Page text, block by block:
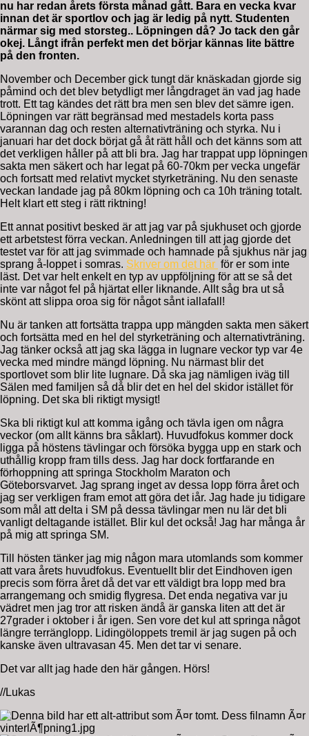
nu har redan årets första månad gått. Bara en vecka kvar
innan det är sportlov och jag är ledig på nytt. Studenten
närmar sig med storsteg.. Löpningen då? Jo tack den går
okej. Långt ifrån perfekt men det börjar kännas lite bättre
på den fronten.
November och December gick tungt där knäskadan gjorde sig
påmind och det blev betydligt mer långdraget än vad jag hade
trott. Ett tag kändes det rätt bra men sen blev det sämre igen.
Löpningen var rätt begränsad med mestadels korta pass
varannan dag och resten alternativträning och styrka. Nu i
januari har det dock börjat gå åt rätt håll och det känns som att
det verkligen håller på att bli bra. Jag har trappat upp löpningen
sakta men säkert och har legat på 60-70km per vecka ungefär
och fortsatt med relativt mycket styrketräning. Nu den senaste
veckan landade jag på 80km löpning och ca 10h träning totalt.
Helt klart ett steg i rätt riktning!
Ett annat positivt besked är att jag var på sjukhuset och gjorde
ett arbetstest förra veckan. Anledningen till att jag gjorde det
testet var för att jag svimmade och hamnade på sjukhus när jag
sprang å-loppet i somras. Skriver om det här för er som inte
läst. Det var helt enkelt en typ av uppföljning för att se så det
inte var något fel på hjärtat eller liknande. Allt såg bra ut så
skönt att slippa oroa sig för något sånt iallafall!
Nu är tanken att fortsätta trappa upp mängden sakta men säkert
och fortsätta med en hel del styrketräning och alternativträning.
Jag tänker också att jag ska lägga in lugnare veckor typ var 4e
vecka med mindre mängd löpning. Nu närmast blir det
sportlovet som blir lite lugnare. Då ska jag nämligen iväg till
Sälen med familjen så då blir det en hel del skidor istället för
löpning. Det ska bli riktigt mysigt!
Ska bli riktigt kul att komma igång och tävla igen om några
veckor (om allt känns bra såklart). Huvudfokus kommer dock
ligga på höstens tävlingar och försöka bygga upp en stark och
uthållig kropp fram tills dess. Jag har dock fortfarande en
förhoppning att springa Stockholm Maraton och
Göteborsvarvet. Jag sprang inget av dessa lopp förra året och
jag ser verkligen fram emot att göra det iår. Jag hade ju tidigare
som mål att delta i SM på dessa tävlingar men nu lär det bli
vanligt deltagande istället. Blir kul det också! Jag har många år
på mig att springa SM.
Till hösten tänker jag mig någon mara utomlands som kommer
att vara årets huvudfokus. Eventuellt blir det Eindhoven igen
precis som förra året då det var ett väldigt bra lopp med bra
arrangemang och smidig flygresa. Det enda negativa var ju
vädret men jag tror att risken ändå är ganska liten att det är
27grader i oktober i år igen. Sen vore det kul att springa något
längre terränglopp. Lidingöloppets tremil är jag sugen på och
kanske även ultravasan 45. Men det tar vi senare.
Det var allt jag hade den här gången. Hörs!
//Lukas